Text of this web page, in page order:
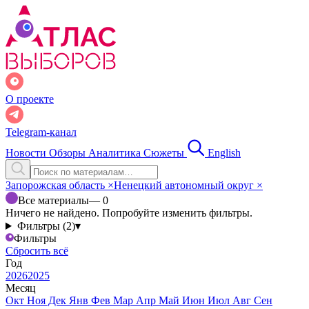
О проекте
Telegram-канал
Новости Обзоры Аналитика Сюжеты English
Запорожская область ×Ненецкий автономный округ ×
Все материалы— 0
Ничего не найдено. Попробуйте изменить фильтры.
Фильтры (2)▾
Фильтры
Сбросить всё
Год
20262025
Месяц
Окт Ноя Дек Янв Фев Мар Апр Май Июн Июл Авг Сен